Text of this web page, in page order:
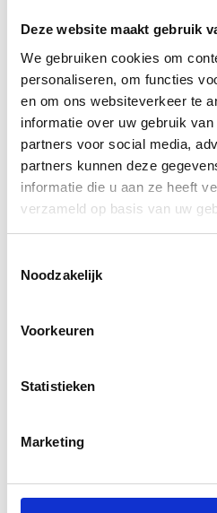
Deze website maakt gebruik
We gebruiken cookies om
personaliseren, om functies
en om ons websiteverkeer te
informatie over uw gebruik
partners voor social media,
partners kunnen deze
informatie die u aan ze heeft
verzameld op basis van uw
Noodzakelijk
Voorkeuren
Statistieken
Marketing
producten
D Dry Jacket